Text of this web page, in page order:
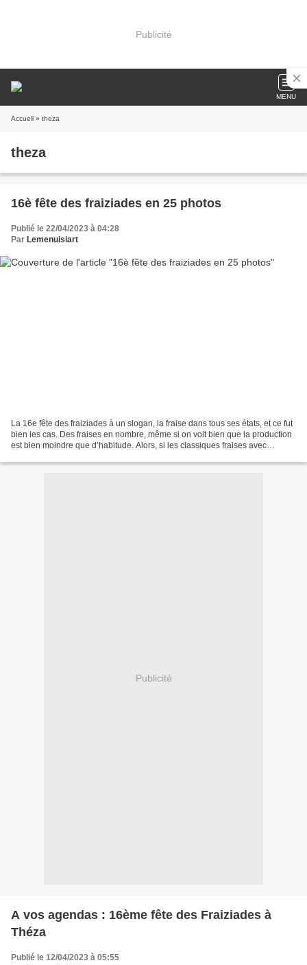
Publicité
MENU
Accueil » theza
theza
16è fête des fraiziades en 25 photos
Publié le 22/04/2023 à 04:28
Par Lemenuisiart
La 16e fête des fraiziades à un slogan, la fraise dans tous ses états, et ce fut
bien les cas. Des fraises en nombre, même si on voit bien que la production
est bien moindre que d’habitude. Alors, si les classiques fraises avec
Publicité
A vos agendas : 16ème fête des Fraiziades à
Théza
Publié le 12/04/2023 à 05:55